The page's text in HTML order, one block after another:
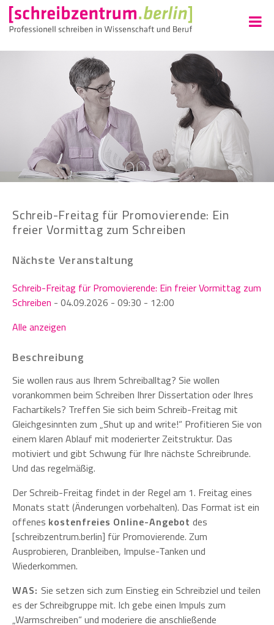
Schreib-Freitag für Promovierende: Ein
freier Vormittag zum Schreiben
Nächste Veranstaltung
Schreib-Freitag für Promovierende: Ein freier Vormittag zum
Schreiben - 04.09.2026 - 09:30 - 12:00
Alle anzeigen
Beschreibung
Sie wollen raus aus Ihrem Schreiballtag? Sie wollen
vorankommen beim Schreiben Ihrer Dissertation oder Ihres
Fachartikels? Treffen Sie sich beim Schreib-Freitag mit
Gleichgesinnten zum „Shut up and write!“ Profitieren Sie von
einem klaren Ablauf mit moderierter Zeitstruktur. Das
motiviert und gibt Schwung für Ihre nächste Schreibrunde.
Und das regelmäßig.
Der Schreib-Freitag findet in der Regel am 1. Freitag eines
Monats statt (Änderungen vorbehalten). Das Format ist ein
offenes kostenfreies Online-Angebot des
[schreibzentrum.berlin] für Promovierende. Zum
Ausprobieren, Dranbleiben, Impulse-Tanken und
Wiederkommen.
WAS: Sie setzen sich zum Einstieg ein Schreibziel und teilen
es der Schreibgruppe mit. Ich gebe einen Impuls zum
„Warmschreiben“ und moderiere die anschließende